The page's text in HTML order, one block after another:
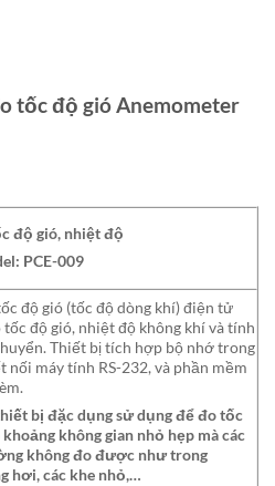
tốc độ gió Anemometer
độ gió, nhiệt độ
PCE-009
độ gió (tốc độ dòng khí) điện tử
độ gió, nhiệt độ không khí và tính
Thiết bị tích hợp bộ nhớ trong
máy tính RS-232, và phần mềm
bị đặc dụng sử dụng để đo tốc
không gian nhỏ hẹp mà các
không đo được như trong
hơi, các khe nhỏ,…